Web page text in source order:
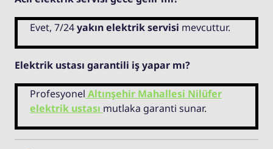
Evet, 7/24yakın elektrik servisi mevcuttur.
Elektrik ustası garantili iş yapar mı?
Profesyonel Altınşehir Mahallesi Nilüfer
elektrik ustası mutlaka garanti sunar.